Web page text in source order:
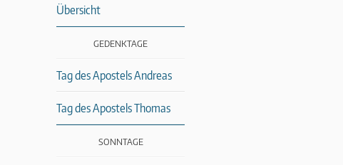
Übersicht
GEDENKTAGE
Tag des Apostels Andreas
Tag des Apostels Thomas
SONNTAGE